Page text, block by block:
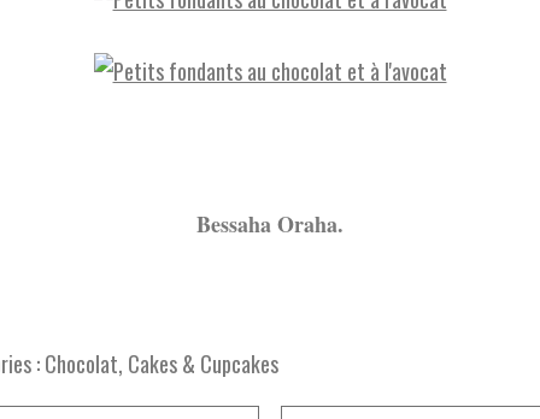
Bessaha Oraha.
:Chocolat, Cakes & Cupcakes